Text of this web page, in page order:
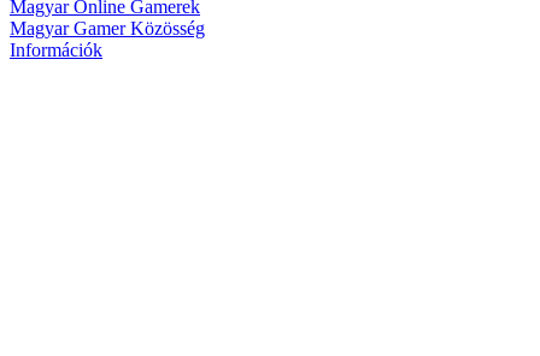
Magyar Online Gamerek
Magyar Gamer Közösség
Információk